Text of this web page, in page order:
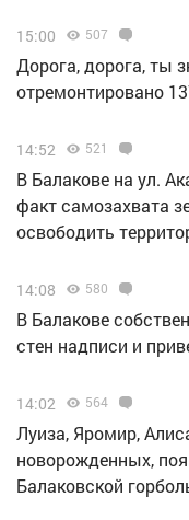
15:00 507
Дорога, дорога, ты
отремонтировано
14:52 521
В Балакове на ул.
факт самозахвата
освободить
14:08 580
В Балакове
стен надписи и
14:02 564
Луиза, Яромир,
новорожденных,
Балаковской